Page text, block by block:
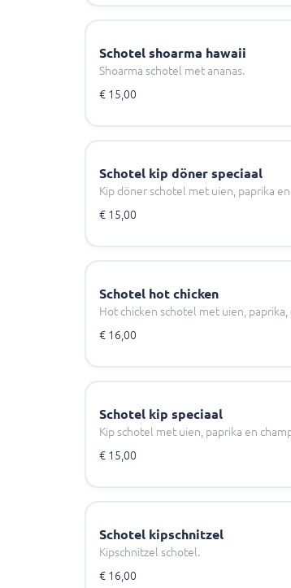
Schotel shoarma hawaii
Shoarma schotel met ananas.
€ 15,00
Schotel kip döner speciaal
Kip döner schotel met uien, paprika
€ 15,00
Schotel hot chicken
Hot chicken schotel met uien,
€ 16,00
Schotel kip speciaal
Kip schotel met uien, paprika en
€ 15,00
Schotel kipschnitzel
Kipschnitzel schotel.
€ 16,00